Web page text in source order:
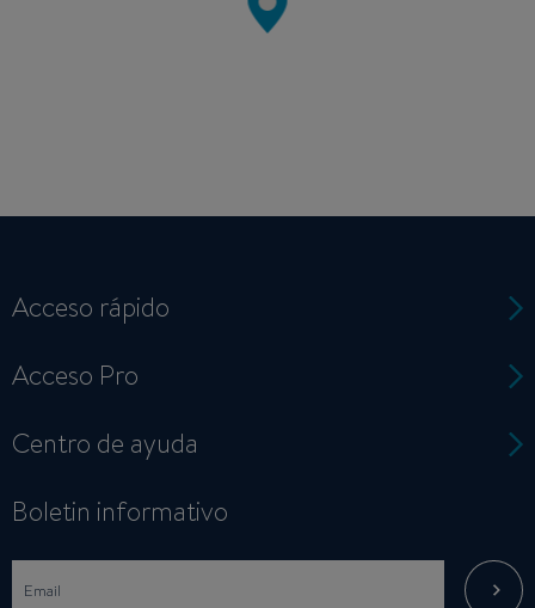
Acceso rápido
Acceso Pro
Centro de ayuda
Boletin informativo